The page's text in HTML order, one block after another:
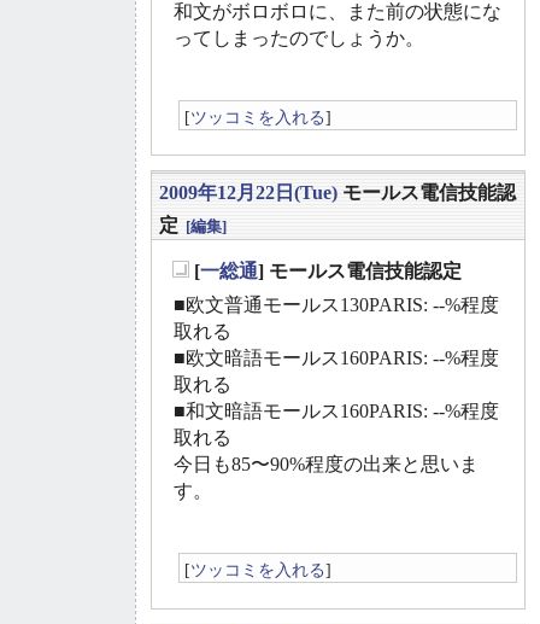
和文がボロボロに、また前の状態にな
ってしまったのでしょうか。
[ツッコミを入れる]
2009年12月22日(Tue) モールス電信技能認
定 [編集]
[一総通] モールス電信技能認定
■欧文普通モールス130PARIS: --%程度
取れる
■欧文暗語モールス160PARIS: --%程度
取れる
■和文暗語モールス160PARIS: --%程度
取れる
今日も85〜90%程度の出来と思いま
す。
[ツッコミを入れる]